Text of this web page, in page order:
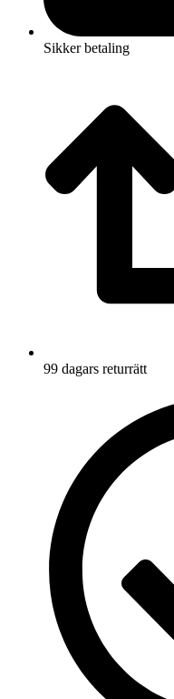
Sikker betaling
99 dagars returrätt